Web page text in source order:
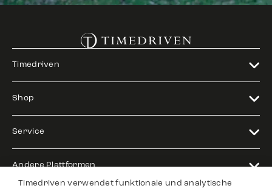
Timedriven
Shop
Service
Andere Plattformen
Timedriven verwendet funktionale und analytische